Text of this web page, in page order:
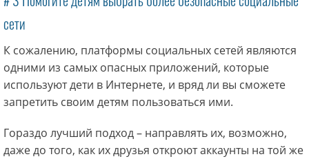
сети
К сожалению, платформы социальных сетей являются
одними из самых опасных приложений, которые
используют дети в Интернете, и вряд ли вы сможете
запретить своим детям пользоваться ими.
Гораздо лучший подход – направлять их, возможно,
даже до того, как их друзья откроют аккаунты на той же